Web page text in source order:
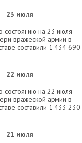
23 июля
состоянию на 23 июля
вражеской армии в
составили 1 434 690
22 июля
состоянию на 22 июля
вражеской армии в
составили 1 433 230
21 июля